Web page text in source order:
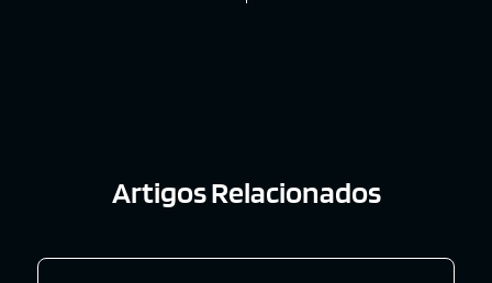
Artigos Relacionados